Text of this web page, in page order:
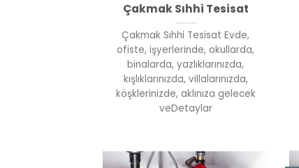
Çakmak Sıhhi Tesisat
Çakmak Sıhhi Tesisat Evde,
ofiste, işyerlerinde, okullarda,
binalarda, yazlıklarınızda,
kışlıklarınızda, villalarınızda,
köşklerinizde, aklınıza gelecek
veDetaylar